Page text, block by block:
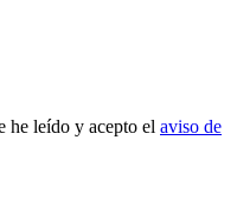
he leído y acepto el aviso de